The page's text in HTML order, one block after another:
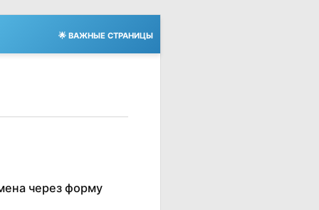
🌟 ВАЖНЫЕ СТРАНИЦЫ
через форму